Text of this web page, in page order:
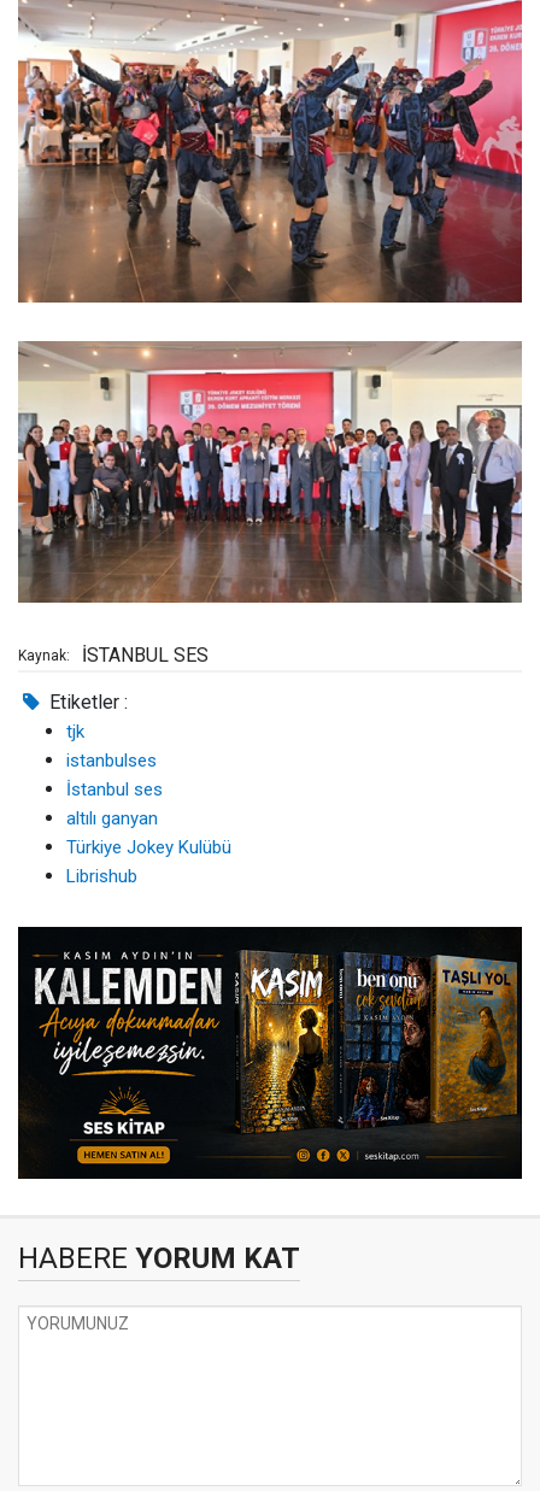
Kaynak: İSTANBUL SES
Etiketler :
tjk
istanbulses
İstanbul ses
altılı ganyan
Türkiye Jokey Kulübü
Librishub
HABERE YORUM KAT